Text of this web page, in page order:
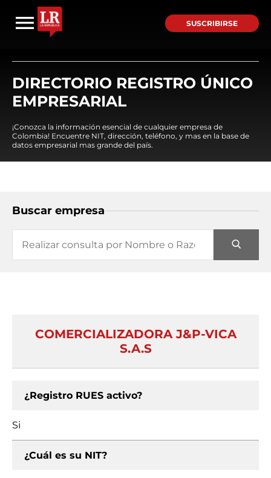
SUSCRIBIRSE
DIRECTORIO REGISTRO ÚNICO
EMPRESARIAL
¡Conozca la información esencial de cualquier empresa de
Colombia! Encuentre NIT, dirección, teléfono, y mas en la base de
datos empresarial mas grande del país.
Buscar empresa
COMERCIALIZADORA J&P-VICA
S.A.S
¿Registro RUES activo?
Si
¿Cuál es su NIT?